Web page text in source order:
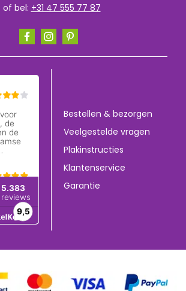
of bel: +31 47 555 77 87
Bestellen & bezorgen
Veelgestelde vragen
Plakinstructies
Klantenservice
Garantie